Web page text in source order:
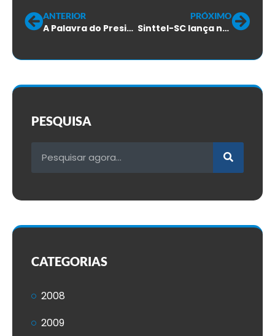
ANTERIOR
A Palavra do Presidente – Abril de 2012
PRÓXIMO
Sinttel-SC lança novo Site. Em 30 dias, Portal substituirá integralmente o atual.
PESQUISA
CATEGORIAS
2008
2009